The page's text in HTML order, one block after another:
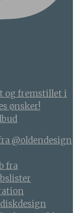
og fremstillet i
ønsker!
@oldendesign